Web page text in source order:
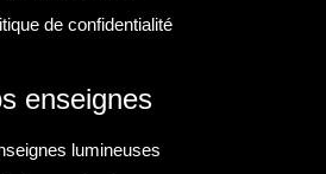
de confidentialité
enseignes
lumineuses